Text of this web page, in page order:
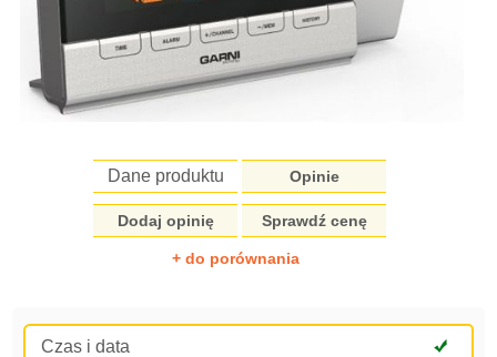
Dane produktu Opinie
Dodaj opinię Sprawdź cenę
+ do porównania
Czas i data